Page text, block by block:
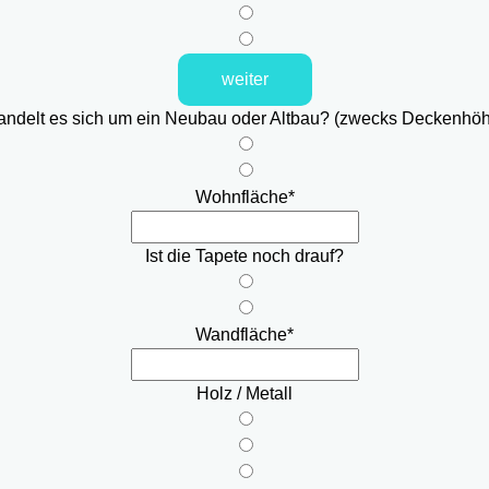
weiter
es sich um ein Neubau oder Altbau? (zwecks
Wohnfläche*
Ist die Tapete noch drauf?
Wandfläche*
Holz / Metall